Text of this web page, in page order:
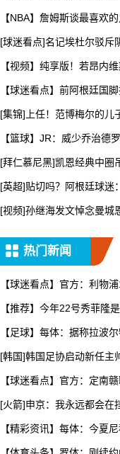
【NBA】詹姆斯谈最喜欢
[球迷看点]名记埃杜尔驳斥
【视频】纯享版！若昂内
【球迷看点】前阿根廷国
[集锦]上任！范博梅尔的儿
【篮球】JR：威少乔治德
[拜仁慕尼黑]凯恩经典中圈
[英超]贴切吗？阿根廷球迷
[视频]孙继海发文悼念曼城
热门新闻
【球迷看点】官方：利物
【推荐】今年22号秀菲隆
【足球】每体：据称拉波
[韩国]韩国足协启动新任主
【球迷看点】官方：定南
[火箭]申京：我永远都会在
【精彩资讯】每体：今夏